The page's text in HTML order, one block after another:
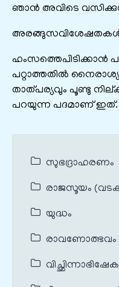
ഞാൻ അവിടെ
ഹംസത്തെപിടിക്കാൻ
പറ്റാത്തതിൽ
താത്പര്യവും പൂണ്ടു
പറയുന്ന പദമാണ് ഇത്.
സുഭദ്രാഹരണം
രാജസൂയം
യുദ്ധം
രാവണോത്ഭവം